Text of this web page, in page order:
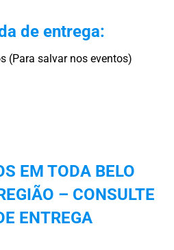
de entrega:
(Para salvar nos eventos)
EM TODA BELO
– CONSULTE
ENTREGA